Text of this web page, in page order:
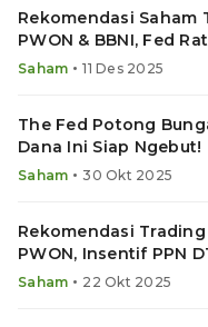
Rekomendasi Saham
PWON & BBNI, Fed
Saham • 11 Des 2025
The Fed Potong
Dana Ini Siap Ngebut!
Saham • 30 Okt 2025
Rekomendasi Trading
PWON, Insentif PPN
Saham • 22 Okt 2025